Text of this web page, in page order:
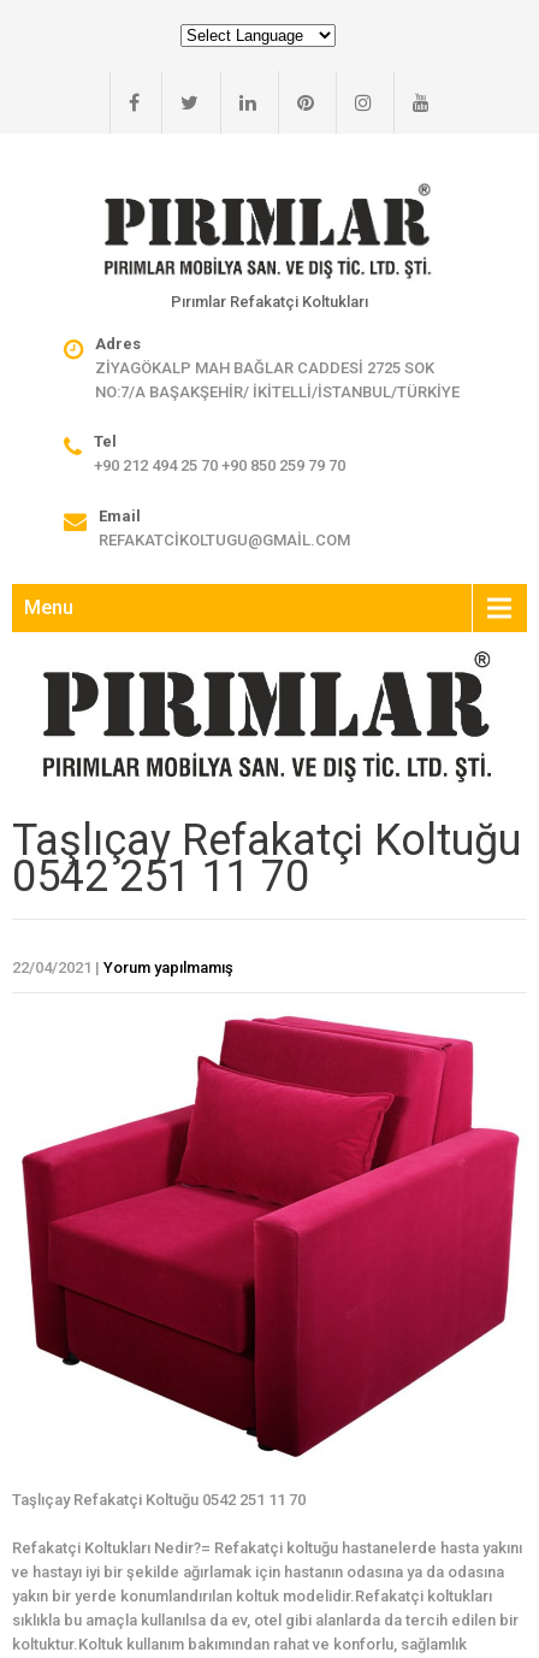
Pırımlar Refakatçi Koltukları
Adres
ZİYAGÖKALP MAH BAĞLAR CADDESİ 2725 SOK
NO:7/A BAŞAKŞEHİR/ İKİTELLİ/İSTANBUL/TÜRKİYE
Tel
+90 212 494 25 70 +90 850 259 79 70
Email
REFAKATCIKOLTUGU@GMAIL.COM
Menu
Taşlıçay Refakatçi Koltuğu
0542 251 11 70
22/04/2021 | Yorum yapılmamış
Taşlıçay Refakatçi Koltuğu 0542 251 11 70
Refakatçi Koltukları Nedir?= Refakatçi koltuğu hastanelerde hasta yakını
ve hastayı iyi bir şekilde ağırlamak için hastanın odasına ya da odasına
yakın bir yerde konumlandırılan koltuk modelidir.Refakatçi koltukları
sıklıkla bu amaçla kullanılsa da ev, otel gibi alanlarda da tercih edilen bir
koltuktur.Koltuk kullanım bakımından rahat ve konforlu, sağlamlık